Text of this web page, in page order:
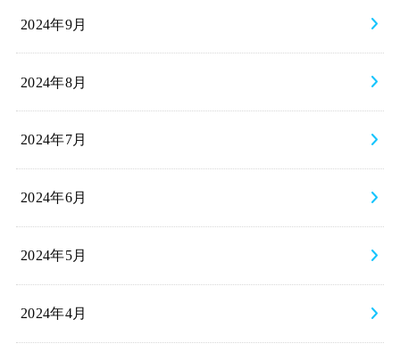
2024年9月
2024年8月
2024年7月
2024年6月
2024年5月
2024年4月